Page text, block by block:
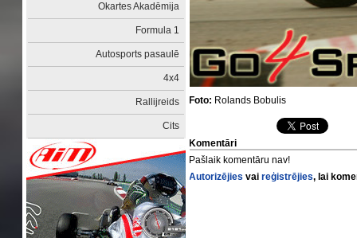
Okartes Akadēmija
Formula 1
Autosports pasaulē
4x4
Rallijreids
Cits
Foto: Rolands Bobulis
Komentāri
Pašlaik komentāru nav!
Autorizējies vaireģistrējies, lai